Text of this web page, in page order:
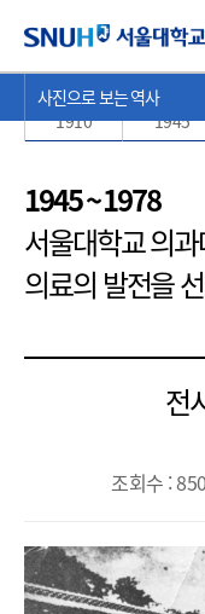
재
위
사진으로 보는 역사
사진으로 보는
1885 ~
1910
1910 ~
1945
1945 ~ 1978
서울대학교 의
의료의 발전을
전
조회수 :